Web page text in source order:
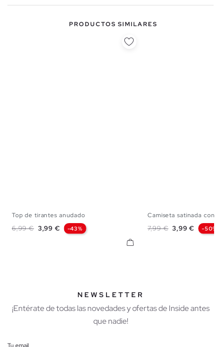
PRODUCTOS SIMILARES
Top de tirantes anudado
Precio base
6,99 € Precio
3,99 € -43%
Camiseta satinada con
Precio base
7,99 € Precio
3,99 € -50%
NEWSLETTER
¡Entérate de todas las novedades y ofertas de Inside antes
que nadie!